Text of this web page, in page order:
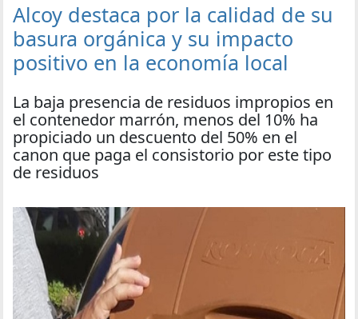
Alcoy destaca por la calidad de su
basura orgánica y su impacto
positivo en la economía local
La baja presencia de residuos impropios en
el contenedor marrón, menos del 10% ha
propiciado un descuento del 50% en el
canon que paga el consistorio por este tipo
de residuos